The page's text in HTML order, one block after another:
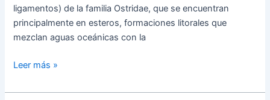
ligamentos) de la familia Ostridae, que se encuentran
principalmente en esteros, formaciones litorales que
mezclan aguas oceánicas con la
Leer más »